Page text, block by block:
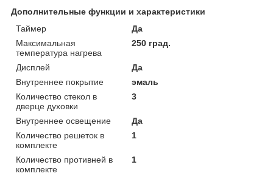
Дополнительные функции и характеристики
Таймер
Да
Максимальная
температура нагрева
250 град.
Дисплей
Да
Внутреннее покрытие
эмаль
Количество стекол в
дверце духовки
3
Внутреннее освещение
Да
Количество решеток в
комплекте
1
Количество противней в
комплекте
1